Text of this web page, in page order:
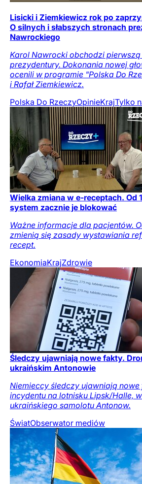
Lisicki i Ziemkiewicz rok po
O silnych i słabszych stronach
Nawrockiego
Karol Nawrocki obchodzi
prezydentury. Dokonania nowej
ocenili w programie "Polska Do
i Rafał Ziemkiewicz.
Polska Do RzeczyOpinieKrajTylko
Wielka zmiana w e-receptach. Od
system zacznie je blokować
Ważne informacje dla pacjentów.
zmienią się zasady wystawiania
recept.
EkonomiaKrajZdrowie
Śledczy ujawniają nowe fakty.
ukraińskim Antonowie
Niemieccy śledczy ujawniają nowe
incydentu na lotnisku Lipsk/Halle,
ukraińskiego samolotu Antonow.
ŚwiatObserwator mediów